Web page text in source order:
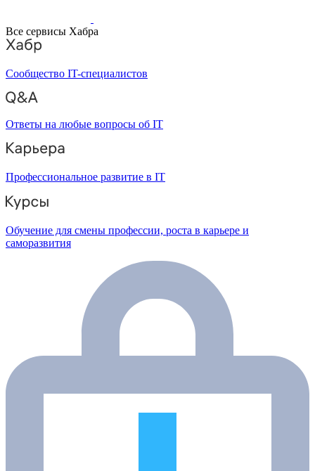
Все сервисы Хабра
Сообщество IT-специалистов
Ответы на любые вопросы об IT
Профессиональное развитие в IT
Обучение для смены профессии, роста в карьере и
саморазвития